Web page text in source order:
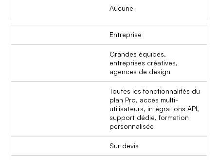
Aucune
Entreprise
Grandes équipes,
entreprises créatives,
agences de design
Toutes les fonctionnalités du
plan Pro, accès multi-
utilisateurs, intégrations API,
support dédié, formation
personnalisée
Sur devis